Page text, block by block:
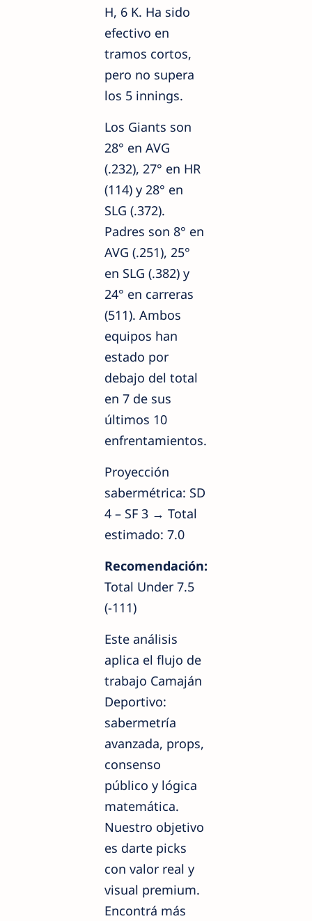
H, 6 K. Ha sido
efectivo en
tramos cortos,
pero no supera
los 5 innings.
Los Giants son
28° en AVG
(.232), 27° en HR
(114) y 28° en
SLG (.372).
Padres son 8° en
AVG (.251), 25°
en SLG (.382) y
24° en carreras
(511). Ambos
equipos han
estado por
debajo del total
en 7 de sus
últimos 10
enfrentamientos.
Proyección
sabermétrica: SD
4 – SF 3 → Total
estimado: 7.0
Recomendación:
Total Under 7.5
(-111)
Este análisis
aplica el flujo de
trabajo Camaján
Deportivo:
sabermetría
avanzada, props,
consenso
público y lógica
matemática.
Nuestro objetivo
es darte picks
con valor real y
visual premium.
Encontrá más